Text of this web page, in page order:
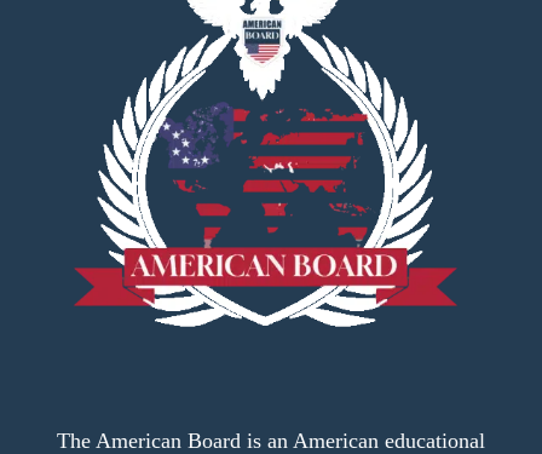
The American Board is an American educational